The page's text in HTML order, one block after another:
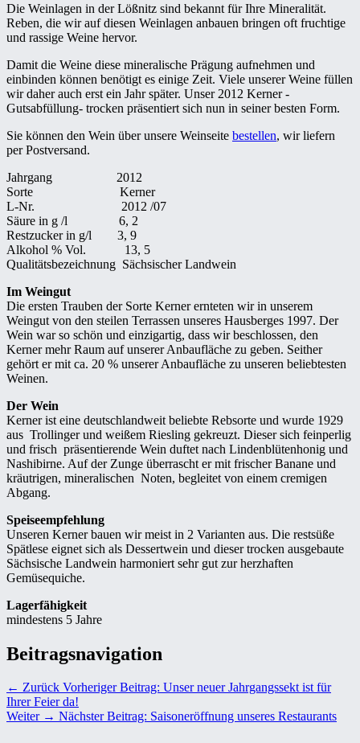
Die Weinlagen in der Lößnitz sind bekannt für Ihre Mineralität.
Reben, die wir auf diesen Weinlagen anbauen bringen oft fruchtige
und rassige Weine hervor.
Damit die Weine diese mineralische Prägung aufnehmen und
einbinden können benötigt es einige Zeit. Viele unserer Weine füllen
wir daher auch erst ein Jahr später. Unser 2012 Kerner -
Gutsabfüllung- trocken präsentiert sich nun in seiner besten Form.
Sie können den Wein über unsere Weinseite bestellen, wir liefern
per Postversand.
Jahrgang 2012
Sorte Kerner
L-Nr. 2012 /07
Säure in g /l 6, 2
Restzucker in g/l 3, 9
Alkohol % Vol. 13, 5
Qualitätsbezeichnung Sächsischer Landwein
Im Weingut
Die ersten Trauben der Sorte Kerner ernteten wir in unserem
Weingut von den steilen Terrassen unseres Hausberges 1997. Der
Wein war so schön und einzigartig, dass wir beschlossen, den
Kerner mehr Raum auf unserer Anbaufläche zu geben. Seither
gehört er mit ca. 20 % unserer Anbaufläche zu unseren beliebtesten
Weinen.
Der Wein
Kerner ist eine deutschlandweit beliebte Rebsorte und wurde 1929
aus Trollinger und weißem Riesling gekreuzt. Dieser sich feinperlig
und frisch präsentierende Wein duftet nach Lindenblütenhonig und
Nashibirne. Auf der Zunge überrascht er mit frischer Banane und
kräutrigen, mineralischen Noten, begleitet von einem cremigen
Abgang.
Speiseempfehlung
Unseren Kerner bauen wir meist in 2 Varianten aus. Die restsüße
Spätlese eignet sich als Dessertwein und dieser trocken ausgebaute
Sächsische Landwein harmoniert sehr gut zur herzhaften
Gemüsequiche.
Lagerfähigkeit
mindestens 5 Jahre
Beitragsnavigation
← Zurück Vorheriger Beitrag: Unser neuer Jahrgangssekt ist für
Ihrer Feier da!
Weiter → Nächster Beitrag: Saisoneröffnung unseres Restaurants